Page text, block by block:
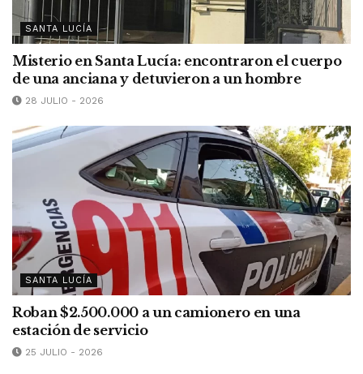
SANTA LUCÍA
Misterio en Santa Lucía: encontraron el cuerpo
de una anciana y detuvieron a un hombre
28 JULIO - 2026
SANTA LUCÍA
Roban $2.500.000 a un camionero en una
estación de servicio
25 JULIO - 2026